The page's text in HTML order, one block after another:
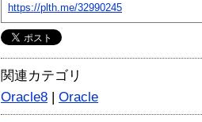
https://plth.me/32990245
関連カテゴリ
Oracle8 | Oracle